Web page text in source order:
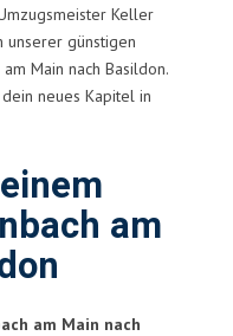
Keller
günstigen
Main nach Basildon.
neues Kapitel in
am
am Main nach